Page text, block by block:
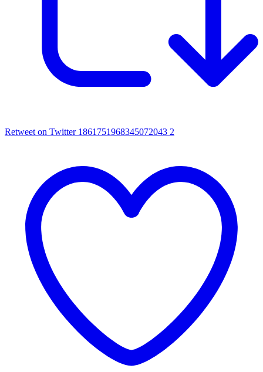
Retweet on Twitter 1861751968345072043 2